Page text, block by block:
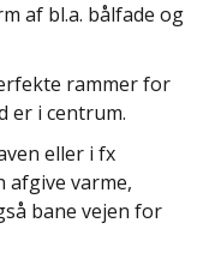
af bl.a. bålfade og
rammer for
er i centrum.
eller i fx
afgive varme,
bane vejen for